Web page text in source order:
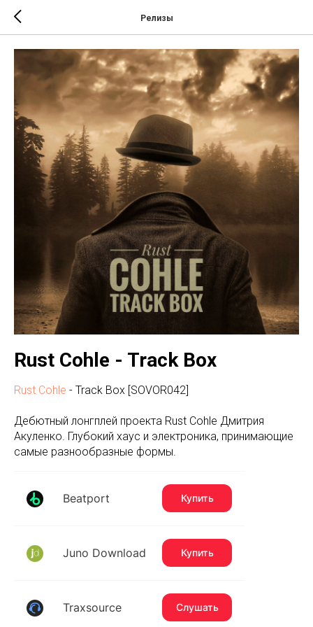
Релизы
Rust Cohle - Track Box
Rust Cohle - Track Box [SOVOR042]
Дебютный лонгплей проекта Rust Cohle Дмитрия
Акуленко. Глубокий хаус и электроника, принимающие
самые разнообразные формы.